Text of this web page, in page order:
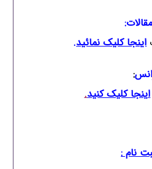
اینجا کلیک نمائید.
:
اینجا کلیک کنید.
نام :